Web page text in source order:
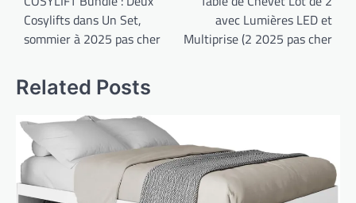
l’article
Cosylifts dans Un Set,
sommier à 2025 pas cher
avec Lumières LED et
Multiprise (2 2025 pas cher
Related Posts